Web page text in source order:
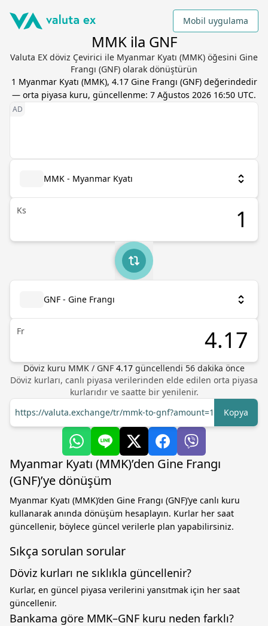
Mobil uygulama
MMK ila GNF
Valuta EX döviz Çevirici ile Myanmar Kyatı (MMK) öğesini Gine
Frangı (GNF) olarak dönüştürün
1 Myanmar Kyatı (MMK), 4.17 Gine Frangı (GNF) değerindedir
— orta piyasa kuru, güncellenme: 7 Ağustos 2026 16:50 UTC.
MMK - Myanmar Kyatı
Ks
GNF - Gine Frangı
Fr
Döviz kuru MMK / GNF 4.17 güncellendi 56 dakika önce
Döviz kurları, canlı piyasa verilerinden elde edilen orta piyasa
kurlarıdır ve saatte bir yenilenir.
https://valuta.exchange/tr/mmk-to-gnf?amount=1
Kopya
Myanmar Kyatı (MMK)’den Gine Frangı
(GNF)’ye dönüşüm
Myanmar Kyatı (MMK)’den Gine Frangı (GNF)’ye canlı kuru
kullanarak anında dönüşüm hesaplayın. Kurlar her saat
güncellenir, böylece güncel verilerle plan yapabilirsiniz.
Sıkça sorulan sorular
Döviz kurları ne sıklıkla güncellenir?
Kurlar, en güncel piyasa verilerini yansıtmak için her saat
güncellenir.
Bankama göre MMK–GNF kuru neden farklı?